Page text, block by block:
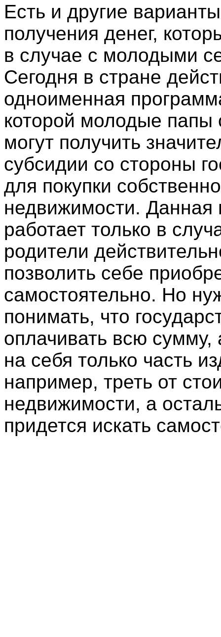
Есть и другие
получения денег,
в случае с молодыми
Сегодня в стране
одноименная
которой молодые
могут получить
субсидии со стороны
для покупки
недвижимости. Данная
работает только в
родители
позволить себе
самостоятельно. Но
понимать, что
оплачивать всю сумму,
на себя только часть
например, треть от
недвижимости, а
придется искать